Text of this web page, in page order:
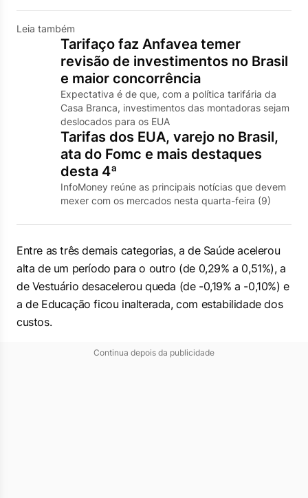
Leia também
Tarifaço faz Anfavea temer
revisão de investimentos no Brasil
e maior concorrência
Expectativa é de que, com a política tarifária da
Casa Branca, investimentos das montadoras sejam
deslocados para os EUA
Tarifas dos EUA, varejo no Brasil,
ata do Fomc e mais destaques
desta 4ª
InfoMoney reúne as principais notícias que devem
mexer com os mercados nesta quarta-feira (9)
Entre as três demais categorias, a de Saúde acelerou
alta de um período para o outro (de 0,29% a 0,51%), a
de Vestuário desacelerou queda (de -0,19% a -0,10%) e
a de Educação ficou inalterada, com estabilidade dos
custos.
Continua depois da publicidade